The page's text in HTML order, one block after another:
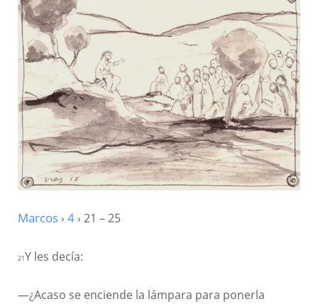
Marcos › 4 › 21 – 25
21Y les decía:
—¿Acaso se enciende la lámpara para ponerla